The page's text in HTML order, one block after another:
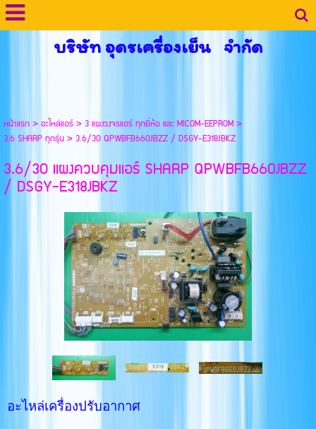
บริษัท อุดรเครื่องเย็น จำกัด
หน้าแรก>อะไหล่แอร์>3 แผงวงจรแอร์ ทุกยี่ห้อ และ MICOM-EEPROM>
3.6 SHARP ทุกรุ่น>3.6/30 QPWBFB660JBZZ / DSGY-E318JBKZ
3.6/30 แผงควบคุมแอร์ SHARP QPWBFB660JBZZ
/ DSGY-E318JBKZ
อะไหล่เครื่องปรับอากาศ